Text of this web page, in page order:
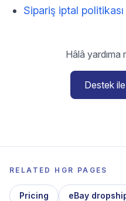
Sipariş iptal politikası
Hâlâ yardıma
Destek
RELATED HGR PAGES
Pricing eBay